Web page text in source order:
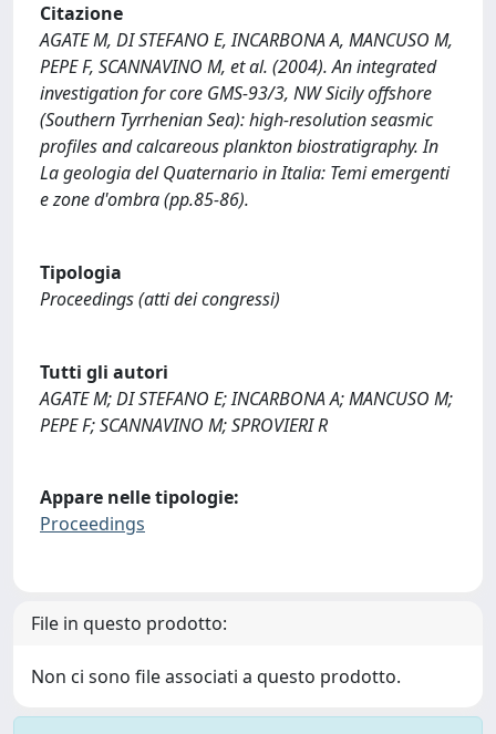
Citazione
AGATE M, DI STEFANO E, INCARBONA A, MANCUSO M,
PEPE F, SCANNAVINO M, et al. (2004). An integrated
investigation for core GMS-93/3, NW Sicily offshore
(Southern Tyrrhenian Sea): high-resolution seasmic
profiles and calcareous plankton biostratigraphy. In
La geologia del Quaternario in Italia: Temi emergenti
e zone d'ombra (pp.85-86).
Tipologia
Proceedings (atti dei congressi)
Tutti gli autori
AGATE M; DI STEFANO E; INCARBONA A; MANCUSO M;
PEPE F; SCANNAVINO M; SPROVIERI R
Appare nelle tipologie:
Proceedings
File in questo prodotto:
Non ci sono file associati a questo prodotto.